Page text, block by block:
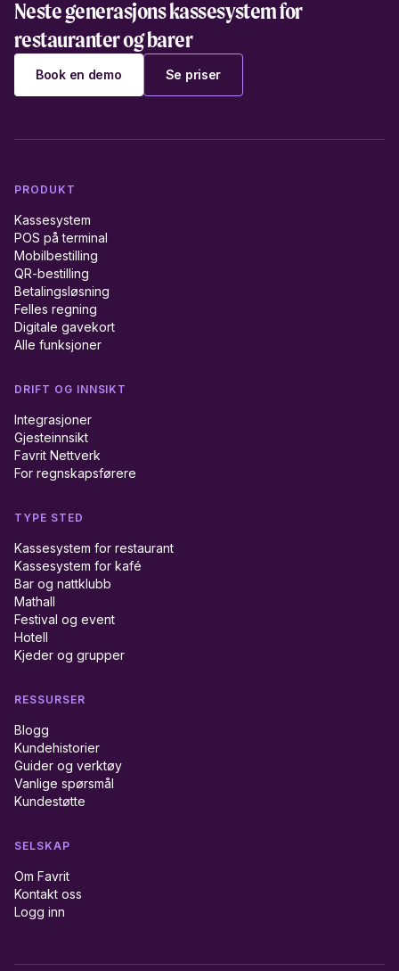
Neste generasjons kassesystem for
restauranter og barer
Book en demo Se priser
PRODUKT
Kassesystem
POS på terminal
Mobilbestilling
QR-bestilling
Betalingsløsning
Felles regning
Digitale gavekort
Alle funksjoner
DRIFT OG INNSIKT
Integrasjoner
Gjesteinnsikt
Favrit Nettverk
For regnskapsførere
TYPE STED
Kassesystem for restaurant
Kassesystem for kafé
Bar og nattklubb
Mathall
Festival og event
Hotell
Kjeder og grupper
RESSURSER
Blogg
Kundehistorier
Guider og verktøy
Vanlige spørsmål
Kundestøtte
SELSKAP
Om Favrit
Kontakt oss
Logg inn